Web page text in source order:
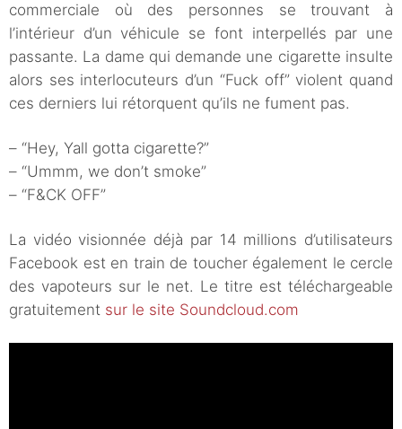
commerciale où des personnes se trouvant à
l’intérieur d’un véhicule se font interpellés par une
passante. La dame qui demande une cigarette insulte
alors ses interlocuteurs d’un “Fuck off” violent quand
ces derniers lui rétorquent qu’ils ne fument pas.
– “Hey, Yall gotta cigarette?”
– “Ummm, we don’t smoke”
– “F&CK OFF”
La vidéo visionnée déjà par 14 millions d’utilisateurs
Facebook est en train de toucher également le cercle
des vapoteurs sur le net. Le titre est téléchargeable
gratuitement sur le site Soundcloud.com